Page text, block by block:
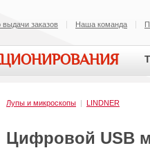
заказов Наша команда
Лупы и микроскопы | LINDNER
Цифровой USB